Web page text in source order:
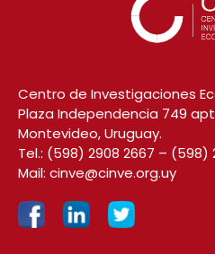
Centro de Investigaciones
Plaza Independencia 749
Montevideo, Uruguay.
Tel.: (598) 2908 2667 – (598)
Mail: cinve@cinve.org.uy